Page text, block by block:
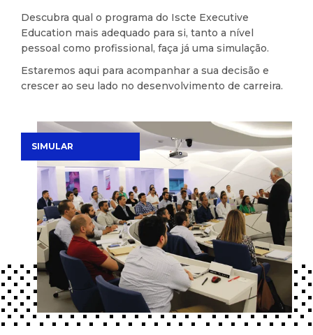
Descubra qual o programa do Iscte Executive
Education mais adequado para si, tanto a nível
pessoal como profissional, faça já uma simulação.
Estaremos aqui para acompanhar a sua decisão e
crescer ao seu lado no desenvolvimento de carreira.
SIMULAR